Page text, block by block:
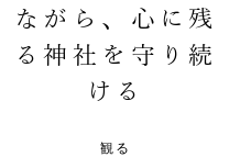
ながら、心に残
る神社を守り続
ける
観る